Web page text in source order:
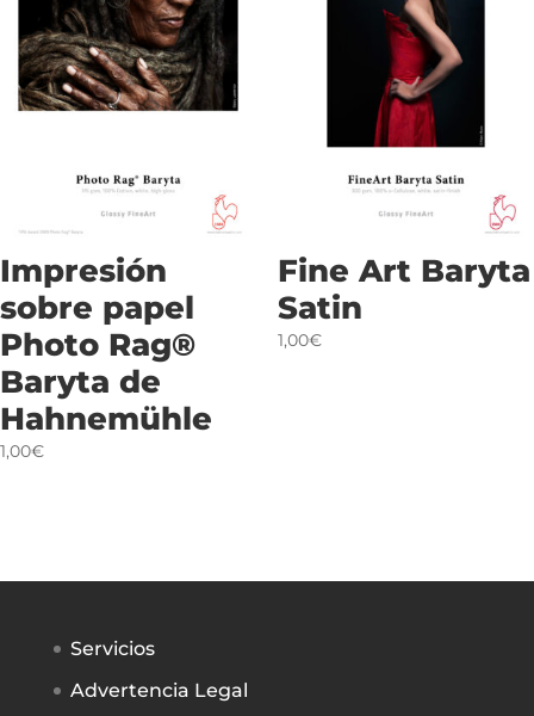
Impresión
sobre papel
Photo Rag®
Baryta de
Hahnemühle
1,00€
Fine Art Baryta
Satin
1,00€
Servicios
Advertencia Legal